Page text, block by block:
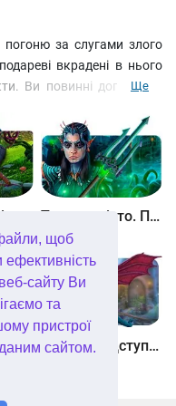
щоб
сайту Ви
та
пристрої
сайтом.
за слугами злого
вкрадені в нього
Ви повинні допомогти
винахідливість і
поєдинках
Піддані Оріона
Ще
Таємне місто. Підводне царство. колекційне видання
Загадки Нью-Йорка. Пробудження. колекційне видання Хімери. Підступи зла. колекційне видання